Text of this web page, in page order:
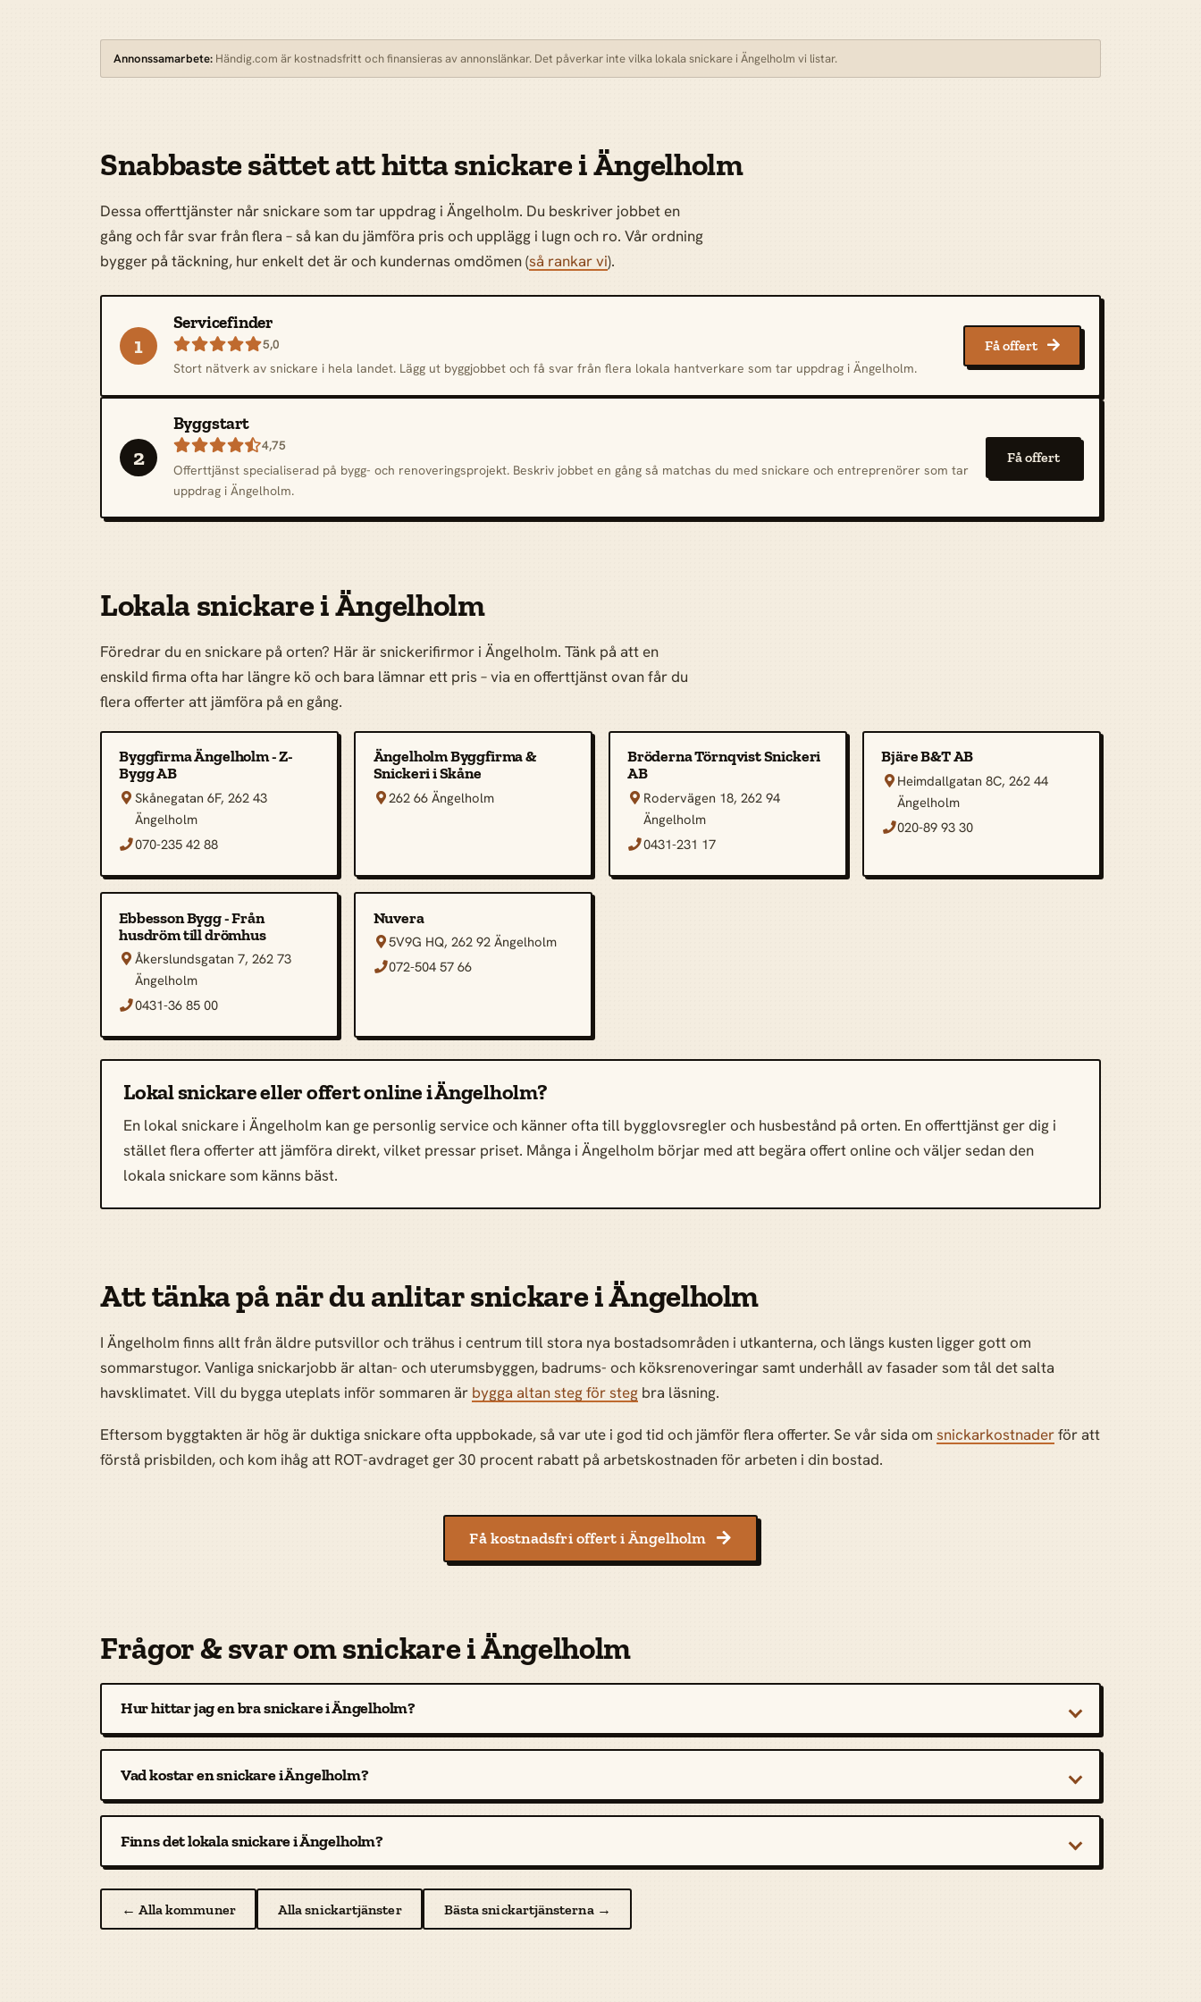
Annonssamarbete: Händig.com är kostnadsfritt och finansieras av annonslänkar. Det påverkar inte vilka lokala snickare i Ängelholm vi listar.
Snabbaste sättet att hitta snickare i Ängelholm
Dessa offerttjänster når snickare som tar uppdrag i Ängelholm. Du beskriver jobbet en
gång och får svar från flera – så kan du jämföra pris och upplägg i lugn och ro. Vår ordning
bygger på täckning, hur enkelt det är och kundernas omdömen (så rankar vi).
1
Servicefinder
5,0
Stort nätverk av snickare i hela landet. Lägg ut byggjobbet och få svar från flera lokala hantverkare som tar uppdrag i Ängelholm.
Få offert 
2
Byggstart
4,75
Offerttjänst specialiserad på bygg- och renoveringsprojekt. Beskriv jobbet en gång så matchas du med snickare och entreprenörer som tar
uppdrag i Ängelholm.
Få offert
Lokala snickare i Ängelholm
Föredrar du en snickare på orten? Här är snickerifirmor i Ängelholm. Tänk på att en
enskild firma ofta har längre kö och bara lämnar ett pris – via en offerttjänst ovan får du
flera offerter att jämföra på en gång.
Byggfirma Ängelholm - Z-
Bygg AB
 Skånegatan 6F, 262 43
Ängelholm
070-235 42 88
Ängelholm Byggfirma &
Snickeri i Skåne
 262 66 Ängelholm
Bröderna Törnqvist Snickeri
AB
 Rodervägen 18, 262 94
Ängelholm
0431-231 17
Bjäre B&T AB
 Heimdallgatan 8C, 262 44
Ängelholm
020-89 93 30
Ebbesson Bygg - Från
husdröm till drömhus
 Åkerslundsgatan 7, 262 73
Ängelholm
0431-36 85 00
Nuvera
 5V9G HQ, 262 92 Ängelholm
072-504 57 66
Lokal snickare eller offert online i Ängelholm?
En lokal snickare i Ängelholm kan ge personlig service och känner ofta till bygglovsregler och husbestånd på orten. En offerttjänst ger dig i
stället flera offerter att jämföra direkt, vilket pressar priset. Många i Ängelholm börjar med att begära offert online och väljer sedan den
lokala snickare som känns bäst.
Att tänka på när du anlitar snickare i Ängelholm
I Ängelholm finns allt från äldre putsvillor och trähus i centrum till stora nya bostadsområden i utkanterna, och längs kusten ligger gott om
sommarstugor. Vanliga snickarjobb är altan- och uterumsbyggen, badrums- och köksrenoveringar samt underhåll av fasader som tål det salta
havsklimatet. Vill du bygga uteplats inför sommaren är bygga altan steg för steg bra läsning.
Eftersom byggtakten är hög är duktiga snickare ofta uppbokade, så var ute i god tid och jämför flera offerter. Se vår sida om snickarkostnaderför att
förstå prisbilden, och kom ihåg att ROT-avdraget ger 30 procent rabatt på arbetskostnaden för arbeten i din bostad.
Få kostnadsfri offert i Ängelholm 
Frågor & svar om snickare i Ängelholm
Hur hittar jag en bra snickare i Ängelholm?
Vad kostar en snickare i Ängelholm?
Finns det lokala snickare i Ängelholm?
← Alla kommuner Alla snickartjänster Bästa snickartjänsterna →